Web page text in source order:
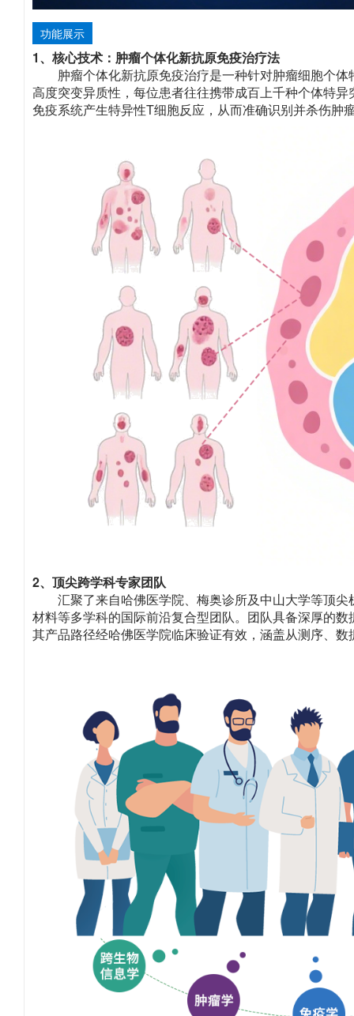
功能展示
1、核心技术：肿瘤个体化新抗原免疫治疗法
肿瘤个体化新抗原免疫治疗是一种针对肿瘤细胞个
高度突变异质性，每位患者往往携带成百上千种个体特
免疫系统产生特异性T细胞反应，从而准确识别并杀伤肿
2、顶尖跨学科专家团队
汇聚了来自哈佛医学院、梅奥诊所及中山大学等顶
材料等多学科的国际前沿复合型团队。团队具备深厚的
其产品路径经哈佛医学院临床验证有效，涵盖从测序、